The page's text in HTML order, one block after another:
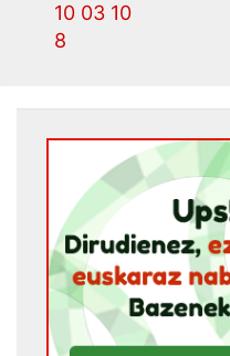
10 03 10
8